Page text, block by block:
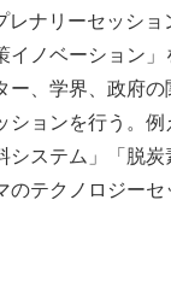
ナリーセッショ
イノベーション
ー、学界、政府の
ションを行う。
システム」「脱
のテクノロジー